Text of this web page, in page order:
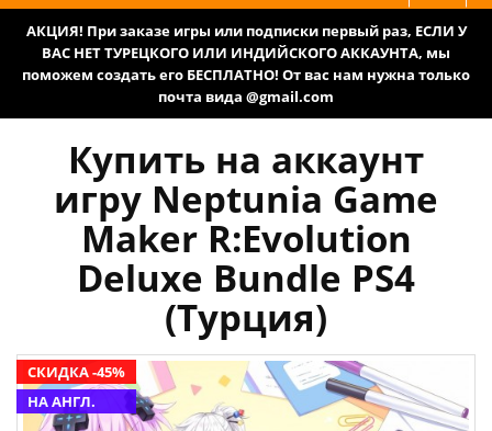
АКЦИЯ! При заказе игры или подписки первый раз, ЕСЛИ У
ВАС НЕТ ТУРЕЦКОГО ИЛИ ИНДИЙСКОГО АККАУНТА, мы
поможем создать его БЕСПЛАТНО! От вас нам нужна только
почта вида @gmail.com
Купить на аккаунт
игру Neptunia Game
Maker R:Evolution
Deluxe Bundle PS4
(Турция)
СКИДКА -45%
НА АНГЛ.